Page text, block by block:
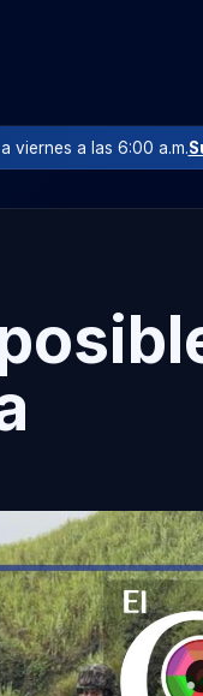
viernes a las 6:00 a.m.